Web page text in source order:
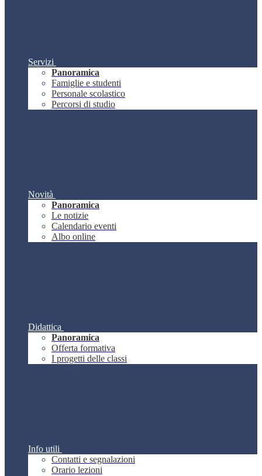
Servizi
Panoramica
Famiglie e studenti
Personale scolastico
Percorsi di studio
Novità
Panoramica
Le notizie
Calendario eventi
Albo online
Didattica
Panoramica
Offerta formativa
I progetti delle classi
Info utili
Contatti e segnalazioni
Orario lezioni